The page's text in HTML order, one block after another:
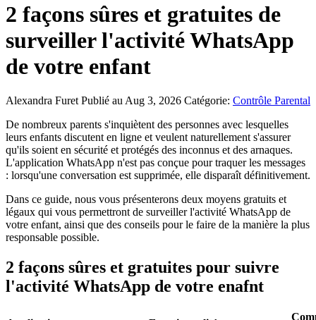
2 façons sûres et gratuites de
surveiller l'activité WhatsApp
de votre enfant
Alexandra Furet Publié au Aug 3, 2026 Catégorie: Contrôle Parental
De nombreux parents s'inquiètent des personnes avec lesquelles
leurs enfants discutent en ligne et veulent naturellement s'assurer
qu'ils soient en sécurité et protégés des inconnus et des arnaques.
L'application WhatsApp n'est pas conçue pour traquer les messages
: lorsqu'une conversation est supprimée, elle disparaît définitivement.
Dans ce guide, nous vous présenterons deux moyens gratuits et
légaux qui vous permettront de surveiller l'activité WhatsApp de
votre enfant, ainsi que des conseils pour le faire de la manière la plus
responsable possible.
2 façons sûres et gratuites pour suivre
l'activité WhatsApp de votre enafnt